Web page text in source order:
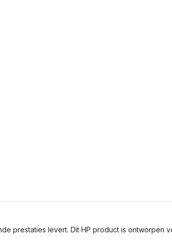
prestaties levert. Dit HP product is ontworpen